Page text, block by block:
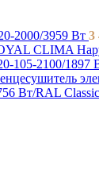
2000/3959 Вт 3
CLIMA
105-2100/1897
Вт/RAL Classic